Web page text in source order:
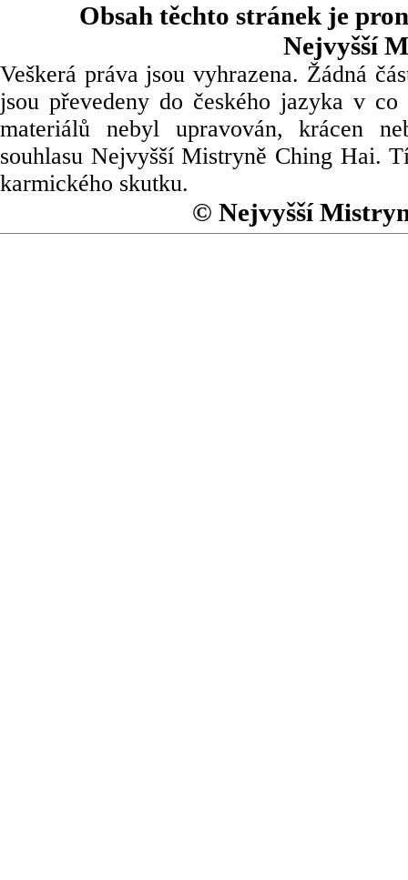
Obsah těchto stránek je
Nejvyšší
Veškerá práva jsou vyhrazena. Žádná
jsou převedeny do českého jazyka v
materiálů nebyl upravován, krácen
souhlasu Nejvyšší Mistryně Ching Hai.
karmického skutku.
© Nejvyšší